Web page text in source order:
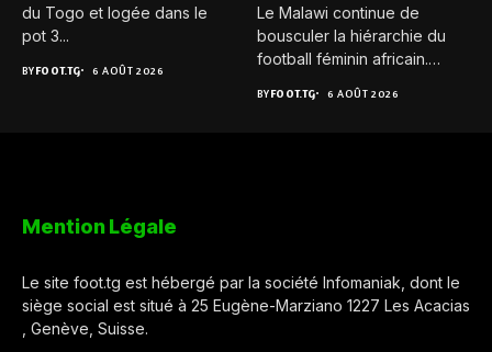
du Togo et logée dans le
pot 3...
BYFOOT.TG 6 AOÛT 2026
Le Malawi continue de
bousculer la hiérarchie du
football féminin africain.
BYFOOT.TG 6 AOÛT 2026
Mention Légale
Le site foot.tg est hébergé par la société Infomaniak, dont le
siège social est situé à 25 Eugène-Marziano 1227 Les Acacias
, Genève, Suisse.